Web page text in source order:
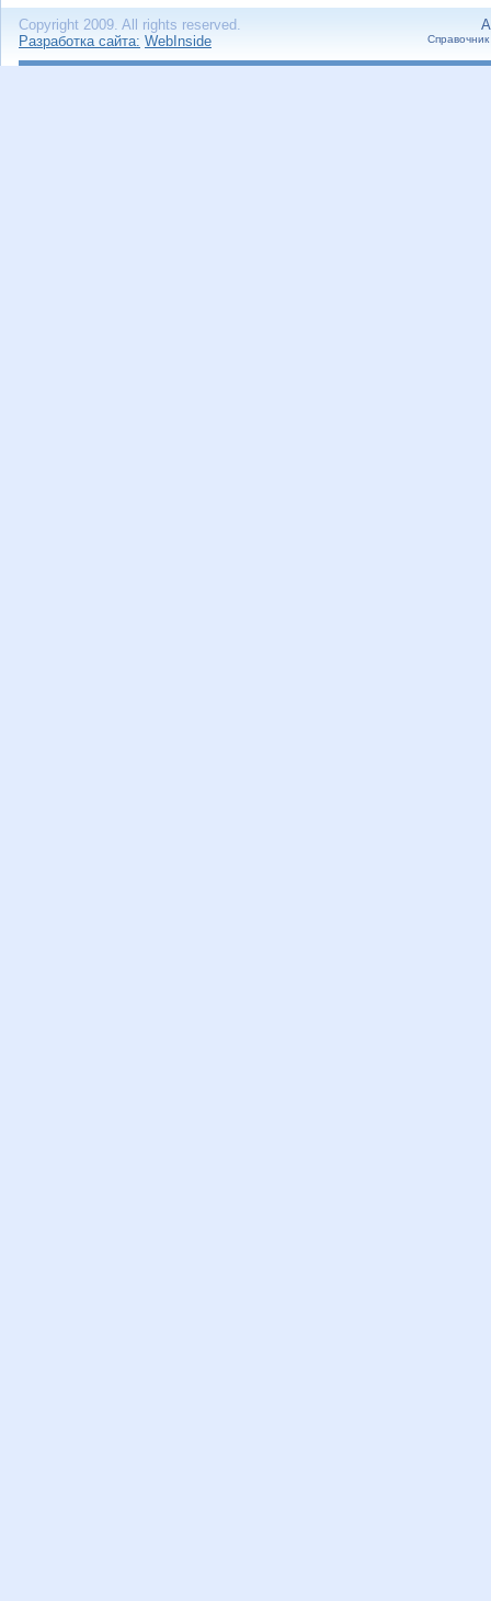
Copyright 2009. All rights reserved.
Разработка сайта: WebInside